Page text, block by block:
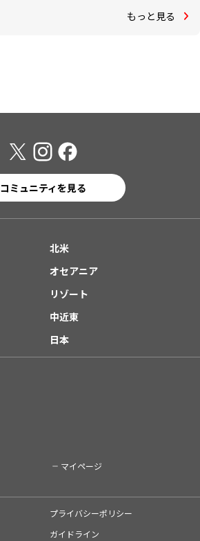
もっと見る
コミュニティを見る
北米
オセアニア
リゾート
中近東
日本
マイページ
プライバシーポリシー
ガイドライン